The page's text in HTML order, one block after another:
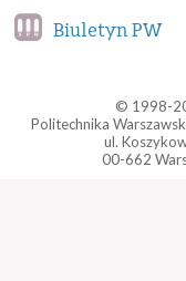
Biuletyn PW
© 1998-
Politechnika
ul.
00-662